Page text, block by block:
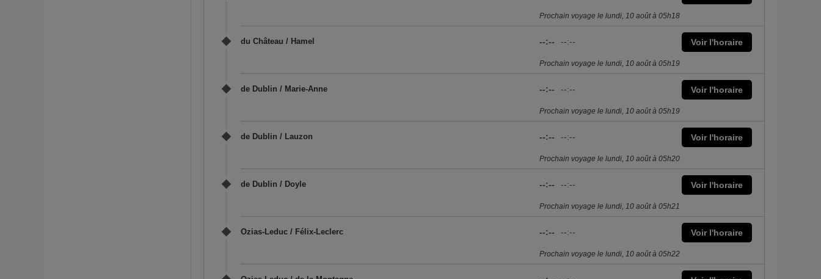
Prochain voyage le lundi, 10 août à 05h18
du Château / Hamel Voir l'horaire
--:-- --:--
Prochain voyage le lundi, 10 août à 05h19
de Dublin / Marie-Anne Voir l'horaire
--:-- --:--
Prochain voyage le lundi, 10 août à 05h19
de Dublin / Lauzon Voir l'horaire
--:-- --:--
Prochain voyage le lundi, 10 août à 05h20
de Dublin / Doyle Voir l'horaire
--:-- --:--
Prochain voyage le lundi, 10 août à 05h21
Ozias-Leduc / Félix-Leclerc Voir l'horaire
--:-- --:--
Prochain voyage le lundi, 10 août à 05h22